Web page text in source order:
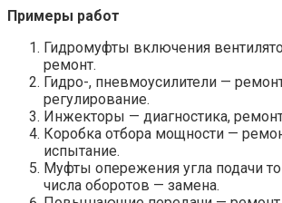
Примеры работ
Гидромуфты включения
ремонт.
Гидро-, пневмоусилители —
регулирование.
Инжекторы — диагностика,
Коробка отбора мощности —
испытание.
Муфты опережения угла подачи
числа оборотов — замена.